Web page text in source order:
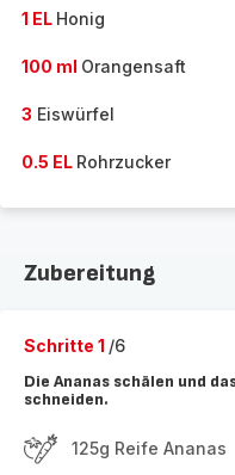
1 EL Honig
100 ml Orangensaft
3 Eiswürfel
0.5 EL Rohrzucker
Zubereitung
Schritte 1 /6
Die Ananas schälen und
schneiden.
125g Reife Ananas